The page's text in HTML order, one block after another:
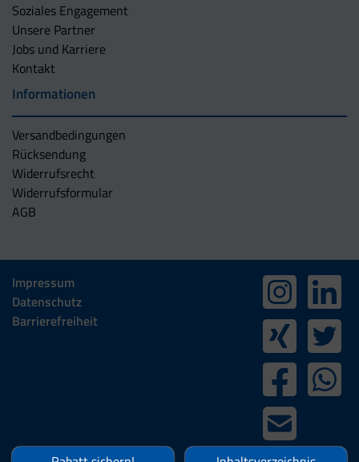
Soziales Engagement
Unsere Partner
Jobs und Karriere
Kontakt
Informationen
Versandbedingungen
Rücksendung
Widerrufsrecht
Widerrufsformular
AGB
Impressum
Datenschutz
Barrierefreiheit